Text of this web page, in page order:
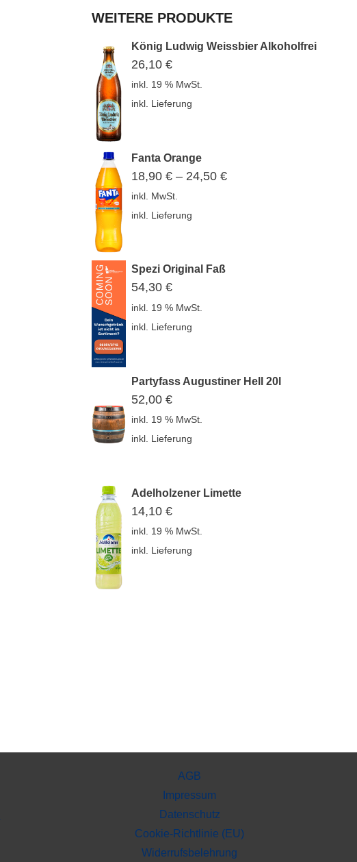
WEITERE PRODUKTE
König Ludwig Weissbier Alkoholfrei
26,10€
inkl. 19 % MwSt.
inkl. Lieferung
Fanta Orange
18,90€ – 24,50€
inkl. MwSt.
inkl. Lieferung
Spezi Original Faß
54,30€
inkl. 19 % MwSt.
inkl. Lieferung
Partyfass Augustiner Hell 20l
52,00€
inkl. 19 % MwSt.
inkl. Lieferung
Adelholzener Limette
14,10€
inkl. 19 % MwSt.
inkl. Lieferung
AGB
Impressum
Datenschutz
Cookie-Richtlinie (EU)
Widerrufsbelehrung